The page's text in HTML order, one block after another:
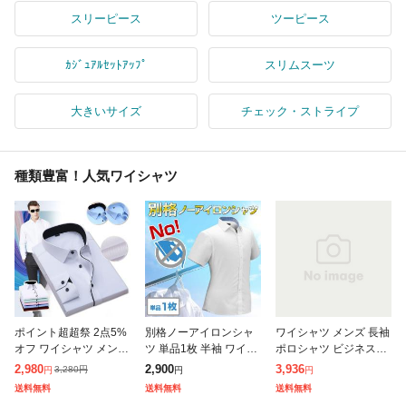
スリーピース ツーピース
ｶｼﾞｭｱﾙｾｯﾄｱｯﾌﾟ スリムスーツ
大きいサイズ チェック・ストライプ
種類豊富！人気ワイシャツ
ポイント超超祭 2点5%
オフ ワイシャツ メンズ
長袖 形態安定 おしゃれ
ビジネス カジュアル レ
ギュラー 大きいサイズ
2,980円 3,280円
送料無料
別格ノーアイロンシャ
ツ 単品1枚 半袖 ワイシ
ャツ ニットシャツ 形態
安定
2,900円
送料無料
ワイシャツ メンズ 長袖
ポロシャツ ビジネスシ
ャツ 紳士用 ノーアイロ
ン ストレッチ 吸水速乾
伸縮 時短シャツ 好印象
3,936円
送料無料